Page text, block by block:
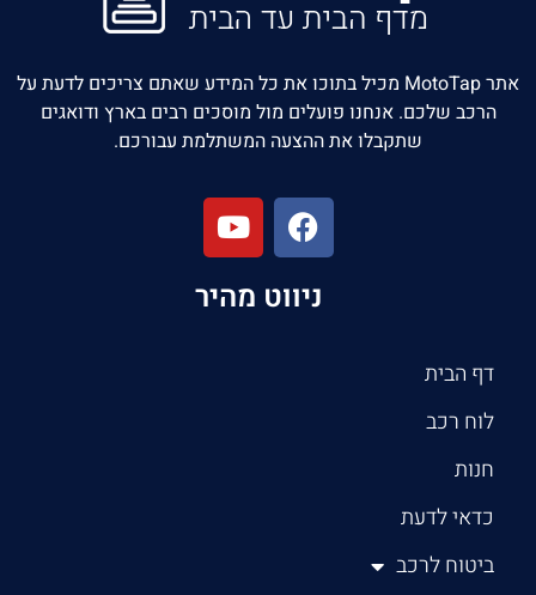
אתר MotoTap מכיל בתוכו את כל המידע שאתם צריכים לדעת על
הרכב שלכם. אנחנו פועלים מול מוסכים רבים בארץ ודואגים
שתקבלו את ההצעה המשתלמת עבורכם.
ניווט מהיר
דף הבית
לוח רכב
חנות
כדאי לדעת
ביטוח לרכב